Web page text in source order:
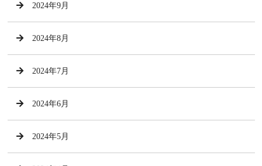
2024年9月
2024年8月
2024年7月
2024年6月
2024年5月